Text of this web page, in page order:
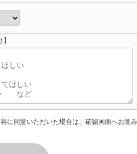
に同意いただいた場合は、確認画面へお進